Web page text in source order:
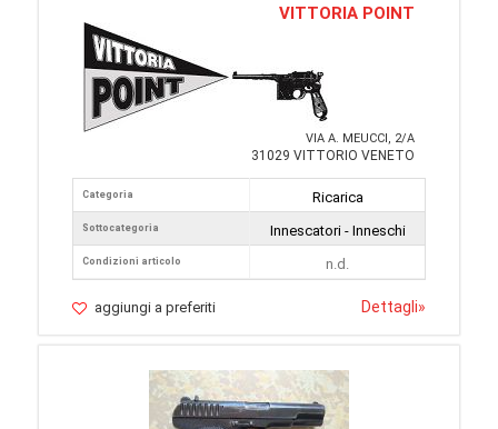
VITTORIA POINT
VIA A. MEUCCI, 2/A
31029 VITTORIO VENETO
Categoria
Sottocategoria
Condizioni articolo
Ricarica
Innescatori - Inneschi
n.d.
aggiungi a preferiti Dettagli»